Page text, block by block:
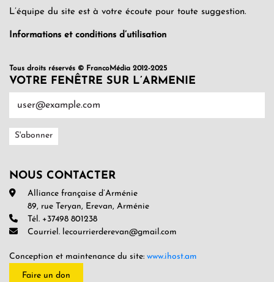
L’équipe du site est à votre écoute pour toute suggestion.
Informations et conditions d’utilisation
Tous droits réservés © FrancoMédia 2012-2025
VOTRE FENÊTRE SUR L’ARMENIE
NOUS CONTACTER
Alliance française d’Arménie
89, rue Teryan, Erevan, Arménie
Tél. +37498 801238
Courriel. lecourrierderevan@gmail.com
Conception et maintenance du site: www.ihost.am
Faire un don